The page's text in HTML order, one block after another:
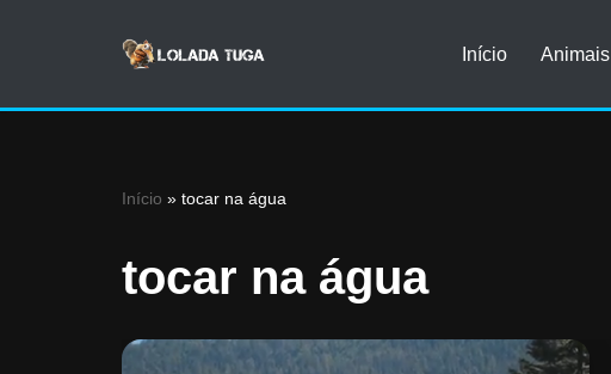
Início Animais
Início » tocar na água
tocar na água